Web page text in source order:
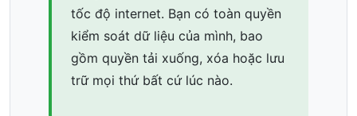
tốc độ internet. Bạn có toàn quyền
kiểm soát dữ liệu của mình, bao
gồm quyền tải xuống, xóa hoặc lưu
trữ mọi thứ bất cứ lúc nào.